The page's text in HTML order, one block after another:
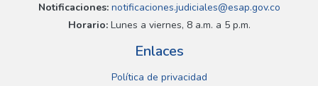
Notificaciones:notificaciones.judiciales@esap.gov.co
Horario:Lunes a viernes, 8 a.m. a 5 p.m.
Enlaces
Política de privacidad